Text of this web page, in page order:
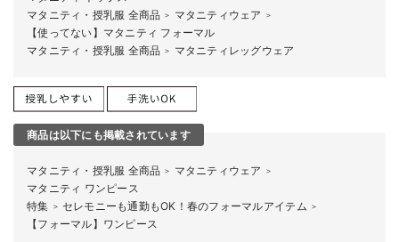
マタニティ・授乳服 全商品 ＞ マタニティウェア ＞
【使ってない】マタニティ フォーマル
マタニティ・授乳服 全商品 ＞ マタニティレッグウェア
商品は以下にも掲載されています
マタニティ・授乳服 全商品 ＞ マタニティウェア ＞
マタニティ ワンピース
特集 ＞ セレモニーも通勤もOK！春のフォーマルアイテム ＞
【フォーマル】ワンピース